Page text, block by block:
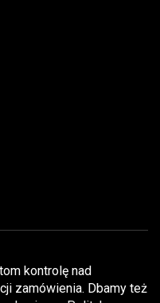
kontrolę nad
zamówienia. Dbamy też